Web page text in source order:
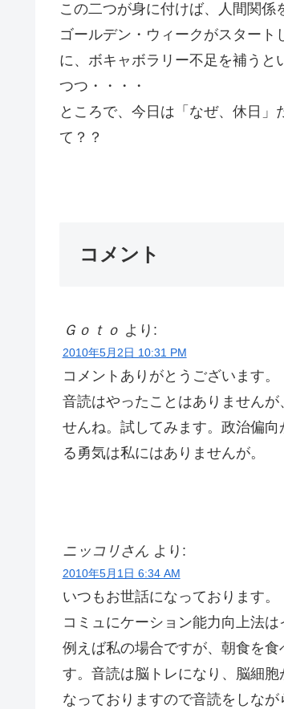
この二つが身に付けば、人間関係
ゴールデン・ウィークがスター
に、ボキャボラリー不足を補う
つつ・・・・
ところで、今日は「なぜ、休日
て
Ｇｏ
コメント
Ｇｏｔｏ より:
2010年5月2日 10:31 PM
コメントありがとうございます。
音読はやったことはありません
せんね。試してみます。政治偏
る勇気は私にはありま
ニッコリさん より:
2010年5月1日 6:34 AM
いつもお世話になっております。
コミュにケーション能力向上法
例えば私の場合ですが、朝食を
す。音読は脳トレになり、脳細
なっておりますので音読をしな